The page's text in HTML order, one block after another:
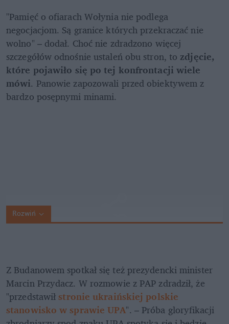
"Pamięć o ofiarach Wołynia nie podlega
negocjacjom. Są granice których przekraczać nie
wolno" – dodał. Choć nie zdradzono więcej
szczegółów odnośnie ustaleń obu stron, to zdjęcie,
które pojawiło się po tej konfrontacji wiele
mówi. Panowie zapozowali przed obiektywem z
bardzo posępnymi minami.
Rozwiń
Z Budanowem spotkał się też prezydencki minister
Marcin Przydacz. W rozmowie z PAP zdradził, że
"przedstawił stronie ukraińskiej polskie
stanowisko w sprawie UPA". – Próba gloryfikacji